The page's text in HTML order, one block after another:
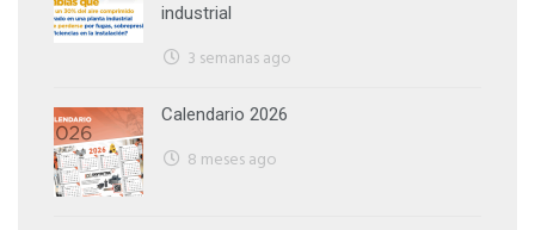
industrial
3 semanas ago
Calendario 2026
8 meses ago